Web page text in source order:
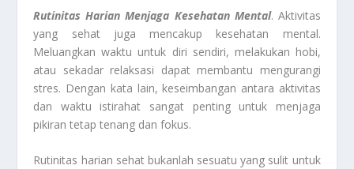
Rutinitas Harian Menjaga Kesehatan Mental. Aktivitas
yang sehat juga mencakup kesehatan mental.
Meluangkan waktu untuk diri sendiri, melakukan hobi,
atau sekadar relaksasi dapat membantu mengurangi
stres. Dengan kata lain, keseimbangan antara aktivitas
dan waktu istirahat sangat penting untuk menjaga
pikiran tetap tenang dan fokus.
Rutinitas harian sehat bukanlah sesuatu yang sulit untuk